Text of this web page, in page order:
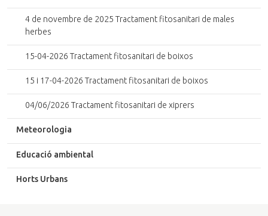
4 de novembre de 2025 Tractament fitosanitari de males
herbes
15-04-2026 Tractament fitosanitari de boixos
15 i 17-04-2026 Tractament fitosanitari de boixos
04/06/2026 Tractament fitosanitari de xiprers
Meteorologia
Educació ambiental
Horts Urbans